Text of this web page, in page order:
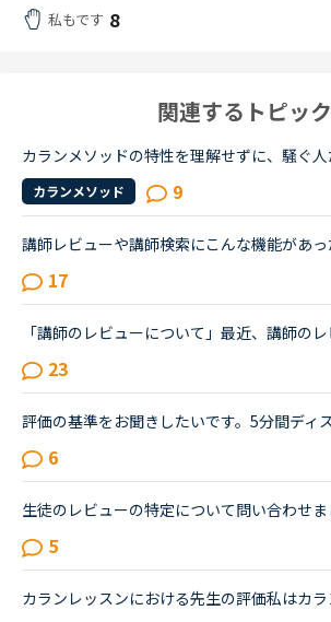
私もです 8
関連するトピック
カランメソッド 9
17
23
6
5